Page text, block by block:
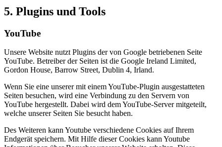
5. Plugins und Tools
YouTube
Unsere Website nutzt Plugins der von Google betriebenen Seite
YouTube. Betreiber der Seiten ist die Google Ireland Limited,
Gordon House, Barrow Street, Dublin 4, Irland.
Wenn Sie eine unserer mit einem YouTube-Plugin ausgestatteten
Seiten besuchen, wird eine Verbindung zu den Servern von
YouTube hergestellt. Dabei wird dem YouTube-Server mitgeteilt,
welche unserer Seiten Sie besucht haben.
Des Weiteren kann Youtube verschiedene Cookies auf Ihrem
Endgerät speichern. Mit Hilfe dieser Cookies kann Youtube